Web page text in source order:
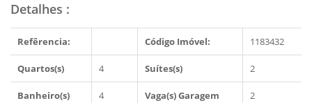
Detalhes :
Refêrencia: Código Imóvel: 1183432
Quartos(s) 4 Suítes(s) 2
Banheiro(s) 4 Vaga(s) Garagem 2